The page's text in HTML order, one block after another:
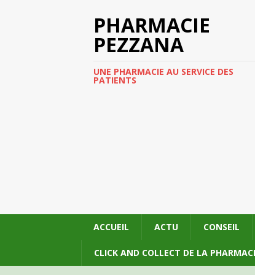
PHARMACIE
PEZZANA
UNE PHARMACIE AU SERVICE DES
PATIENTS
ACCUEIL ACTU CONSEIL
CLICK AND COLLECT DE LA